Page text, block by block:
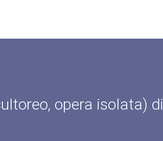
opera isolata) di